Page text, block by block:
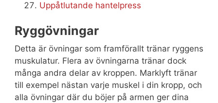
Uppåtlutande hantelpress
Ryggövningar
Detta är övningar som framförallt tränar ryggens
muskulatur. Flera av övningarna tränar dock
många andra delar av kroppen. Marklyft tränar
till exempel nästan varje muskel i din kropp, och
alla övningar där du böjer på armen ger dina